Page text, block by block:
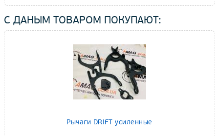
С ДАНЫМ ТОВАРОМ ПОКУПАЮТ:
Рычаги DRIFT усиленные